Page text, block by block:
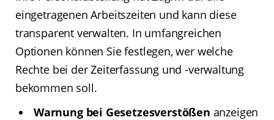
eingetragenen Arbeitszeiten und kann diese
transparent verwalten. In umfangreichen
Optionen können Sie festlegen, wer welche
Rechte bei der Zeiterfassung und -verwaltung
bekommen soll.
Warnung bei Gesetzesverstößen anzeigen